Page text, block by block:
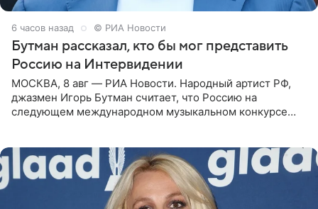
6 часов назад © РИА Новости
Бутман рассказал, кто бы мог представить
Россию на Интервидении
МОСКВА, 8 авг — РИА Новости. Народный артист РФ,
джазмен Игорь Бутман считает, что Россию на
следующем международном музыкальном конкурсе